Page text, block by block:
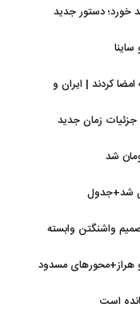
خورد؛ دستور جدید
کردند | ایران و
جزئیات زمان جدید
واشنگتن وابسته
مسدود
است